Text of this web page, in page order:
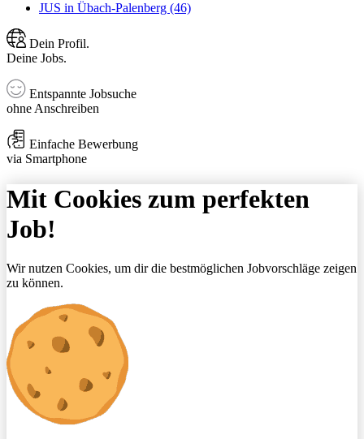
JUS in Übach-Palenberg (46)
Dein Profil.
Deine Jobs.
Entspannte Jobsuche
ohne Anschreiben
Einfache Bewerbung
via Smartphone
Mit Cookies zum perfekten
Job!
Wir nutzen Cookies, um dir die bestmöglichen Jobvorschläge zeigen
zu können.